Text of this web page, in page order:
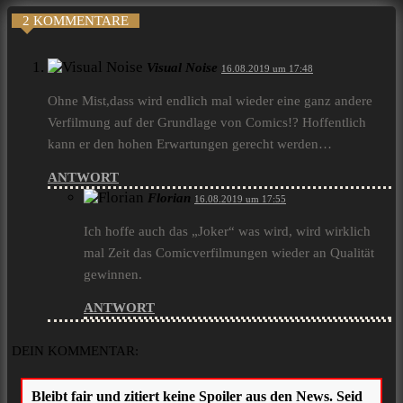
2 KOMMENTARE
Visual Noise 16.08.2019 um 17:48
Ohne Mist,dass wird endlich mal wieder eine ganz andere
Verfilmung auf der Grundlage von Comics!? Hoffentlich
kann er den hohen Erwartungen gerecht werden…
ANTWORT
Florian 16.08.2019 um 17:55
Ich hoffe auch das „Joker“ was wird, wird wirklich
mal Zeit das Comicverfilmungen wieder an Qualität
gewinnen.
ANTWORT
DEIN KOMMENTAR: